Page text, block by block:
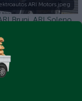
ARI Motors.jpeg
Bruni, ARI Soleno,